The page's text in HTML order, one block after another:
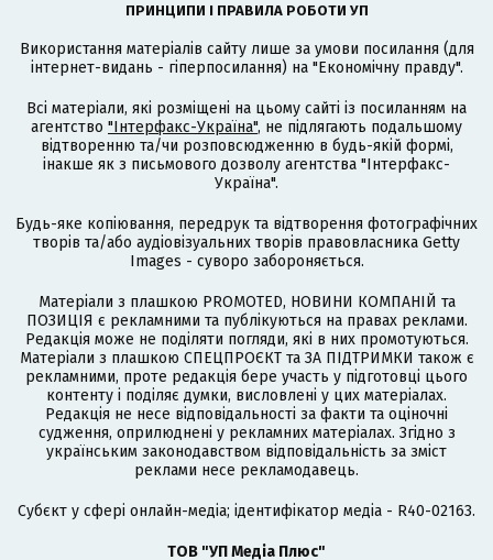
ПРИНЦИПИ І ПРАВИЛА РОБОТИ УП
Використання матеріалів сайту лише за умови посилання (для
інтернет-видань - гіперпосилання) на "Економічну правду".
Всі матеріали, які розміщені на цьому сайті із посиланням на
агентство "Інтерфакс-Україна", не підлягають подальшому
відтворенню та/чи розповсюдженню в будь-якій формі,
інакше як з письмового дозволу агентства "Інтерфакс-
Україна".
Будь-яке копіювання, передрук та відтворення фотографічних
творів та/або аудіовізуальних творів правовласника Getty
Images - суворо забороняється.
Матеріали з плашкою PROMOTED, НОВИНИ КОМПАНІЙ та
ПОЗИЦІЯ є рекламними та публікуються на правах реклами.
Редакція може не поділяти погляди, які в них промотуються.
Матеріали з плашкою СПЕЦПРОЄКТ та ЗА ПІДТРИМКИ також є
рекламними, проте редакція бере участь у підготовці цього
контенту і поділяє думки, висловлені у цих матеріалах.
Редакція не несе відповідальності за факти та оціночні
судження, оприлюднені у рекламних матеріалах. Згідно з
українським законодавством відповідальність за зміст
реклами несе рекламодавець.
Cубєкт у сфері онлайн-медіа; ідентифікатор медіа - R40-02163.
ТОВ "УП Медіа Плюс"